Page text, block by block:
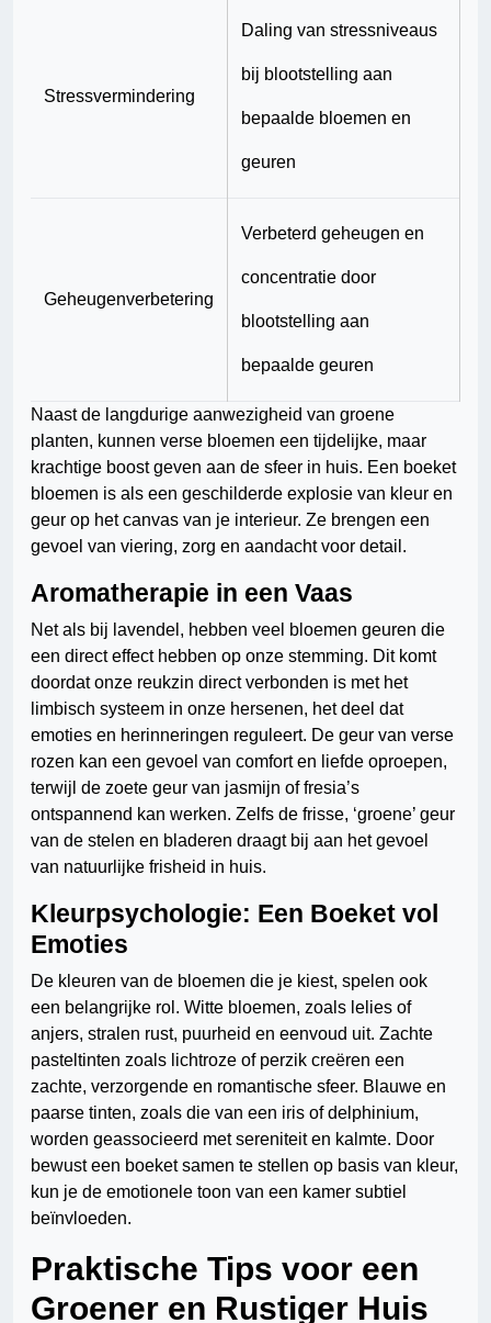
Stressvermindering
Daling van stressniveaus
bij blootstelling aan
bepaalde bloemen en
geuren
Geheugenverbetering
Verbeterd geheugen en
concentratie door
blootstelling aan
bepaalde geuren
Naast de langdurige aanwezigheid van groene
planten, kunnen verse bloemen een tijdelijke, maar
krachtige boost geven aan de sfeer in huis. Een boeket
bloemen is als een geschilderde explosie van kleur en
geur op het canvas van je interieur. Ze brengen een
gevoel van viering, zorg en aandacht voor detail.
Aromatherapie in een Vaas
Net als bij lavendel, hebben veel bloemen geuren die
een direct effect hebben op onze stemming. Dit komt
doordat onze reukzin direct verbonden is met het
limbisch systeem in onze hersenen, het deel dat
emoties en herinneringen reguleert. De geur van verse
rozen kan een gevoel van comfort en liefde oproepen,
terwijl de zoete geur van jasmijn of fresia’s
ontspannend kan werken. Zelfs de frisse, ‘groene’ geur
van de stelen en bladeren draagt bij aan het gevoel
van natuurlijke frisheid in huis.
Kleurpsychologie: Een Boeket vol
Emoties
De kleuren van de bloemen die je kiest, spelen ook
een belangrijke rol. Witte bloemen, zoals lelies of
anjers, stralen rust, puurheid en eenvoud uit. Zachte
pasteltinten zoals lichtroze of perzik creëren een
zachte, verzorgende en romantische sfeer. Blauwe en
paarse tinten, zoals die van een iris of delphinium,
worden geassocieerd met sereniteit en kalmte. Door
bewust een boeket samen te stellen op basis van kleur,
kun je de emotionele toon van een kamer subtiel
beïnvloeden.
Praktische Tips voor een
Groener en Rustiger Huis